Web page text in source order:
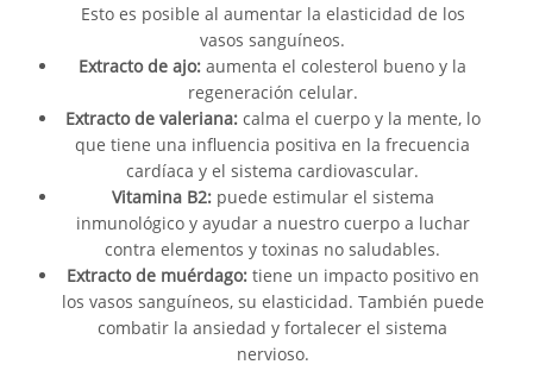
Esto es posible al aumentar la elasticidad de los
vasos sanguíneos.
Extracto de ajo: aumenta el colesterol bueno y la
regeneración celular.
Extracto de valeriana:calma el cuerpo y la mente, lo
que tiene una influencia positiva en la frecuencia
cardíaca y el sistema cardiovascular.
Vitamina B2:puede estimular el sistema
inmunológico y ayudar a nuestro cuerpo a luchar
contra elementos y toxinas no saludables.
Extracto de muérdago:tiene un impacto positivo en
los vasos sanguíneos, su elasticidad. También puede
combatir la ansiedad y fortalecer el sistema
nervioso.